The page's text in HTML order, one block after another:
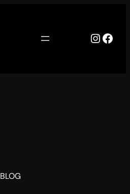
BLOG